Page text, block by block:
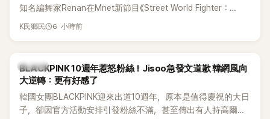
知名編舞家Renan在Mnet新節目《Street World Fighter：
Directors' War》預告中，公開談及自己在〈Whiplash〉編舞上的
K氏鄉民 6 小時前
K-POP
BLACKPINK 10週年惹怒粉絲！Jisoo急發文道歉 韓網風向
大逆轉：更有好感了
韓國女團BLACKPINK迎來出道10週年，原本是值得慶祝的大日
子，卻因官方活動安排引發粉絲不滿，甚至傳出有人持高爾夫